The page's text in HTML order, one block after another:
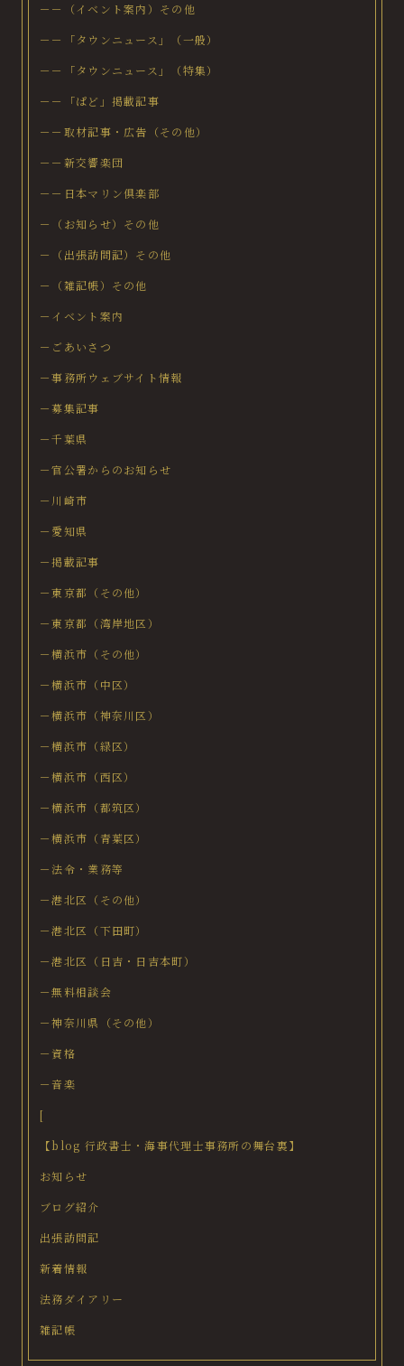
－－（イベント案内）その他
－－「タウンニュース」（一般）
－－「タウンニュース」（特集）
－－「ぱど」掲載記事
－－取材記事・広告（その他）
－－新交響楽団
－－日本マリン倶楽部
－（お知らせ）その他
－（出張訪問記）その他
－（雑記帳）その他
－イベント案内
－ごあいさつ
－事務所ウェブサイト情報
－募集記事
－千葉県
－官公署からのお知らせ
－川崎市
－愛知県
－掲載記事
－東京都（その他）
－東京都（湾岸地区）
－横浜市（その他）
－横浜市（中区）
－横浜市（神奈川区）
－横浜市（緑区）
－横浜市（西区）
－横浜市（都筑区）
－横浜市（青葉区）
－法令・業務等
－港北区（その他）
－港北区（下田町）
－港北区（日吉・日吉本町）
－無料相談会
－神奈川県（その他）
－資格
－音楽
[
【blog 行政書士・海事代理士事務所の舞台裏】
お知らせ
ブログ紹介
出張訪問記
新着情報
法務ダイアリー
雑記帳